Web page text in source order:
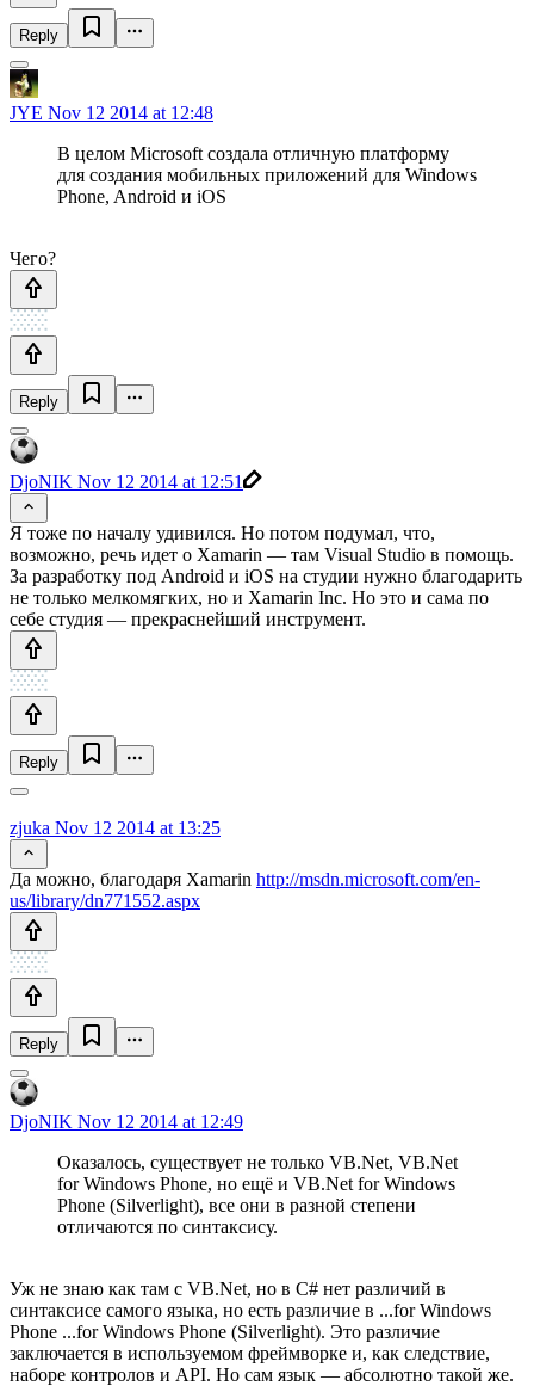
Reply
JYE Nov 12 2014 at 12:48
В целом Microsoft создала отличную платформу
для создания мобильных приложений для Windows
Phone, Android и iOS
Чего?
Reply
DjoNIK Nov 12 2014 at 12:51
Я тоже по началу удивился. Но потом подумал, что,
возможно, речь идет о Xamarin — там Visual Studio в помощь.
За разработку под Android и iOS на студии нужно благодарить
не только мелкомягких, но и Xamarin Inc. Но это и сама по
себе студия — прекраснейший инструмент.
Reply
zjuka Nov 12 2014 at 13:25
Да можно, благодаря Xamarin http://msdn.microsoft.com/en-
us/library/dn771552.aspx
Reply
DjoNIK Nov 12 2014 at 12:49
Оказалось, существует не только VB.Net, VB.Net
for Windows Phone, но ещё и VB.Net for Windows
Phone (Silverlight), все они в разной степени
отличаются по синтаксису.
Уж не знаю как там с VB.Net, но в C# нет различий в
синтаксисе самого языка, но есть различие в ...for Windows
Phone ...for Windows Phone (Silverlight). Это различие
заключается в используемом фреймворке и, как следствие,
наборе контролов и API. Но сам язык — абсолютно такой же.